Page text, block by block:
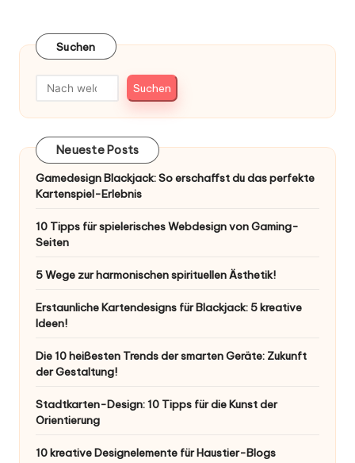
Suchen
Suchen
Neueste Posts
Gamedesign Blackjack: So erschaffst du das perfekte
Kartenspiel-Erlebnis
10 Tipps für spielerisches Webdesign von Gaming-
Seiten
5 Wege zur harmonischen spirituellen Ästhetik!
Erstaunliche Kartendesigns für Blackjack: 5 kreative
Ideen!
Die 10 heißesten Trends der smarten Geräte: Zukunft
der Gestaltung!
Stadtkarten-Design: 10 Tipps für die Kunst der
Orientierung
10 kreative Designelemente für Haustier-Blogs